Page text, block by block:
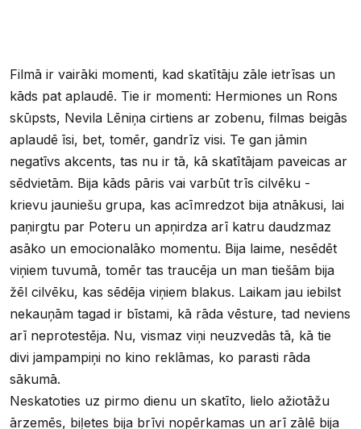
Filmā ir vairāki momenti, kad skatītāju zāle ietrīsas un
kāds pat aplaudē. Tie ir momenti: Hermiones un Rons
skūpsts, Nevila Lēniņa cirtiens ar zobenu, filmas beigās
aplaudē īsi, bet, tomēr, gandrīz visi. Te gan jāmin
negatīvs akcents, tas nu ir tā, kā skatītājam paveicas ar
sēdvietām. Bija kāds pāris vai varbūt trīs cilvēku -
krievu jauniešu grupa, kas acīmredzot bija atnākusi, lai
paņirgtu par Poteru un apņirdza arī katru daudzmaz
asāko un emocionalāko momentu. Bija laime, nesēdēt
viņiem tuvumā, tomēr tas traucēja un man tiešām bija
žēl cilvēku, kas sēdēja viņiem blakus. Laikam jau iebilst
nekauņām tagad ir bīstami, kā rāda vēsture, tad neviens
arī neprotestēja. Nu, vismaz viņi neuzvedās tā, kā tie
divi jampampiņi no kino reklāmas, ko parasti rāda
sākumā.
Neskatoties uz pirmo dienu un skatīto, lielo ažiotāžu
ārzemēs, biļetes bija brīvi nopērkamas un arī zālē bija